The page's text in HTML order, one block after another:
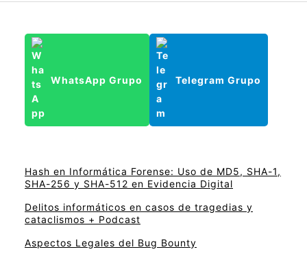
WhatsApp Grupo Telegram Grupo
Hash en Informática Forense: Uso de MD5, SHA-1,
SHA-256 y SHA-512 en Evidencia Digital
Delitos informáticos en casos de tragedias y
cataclismos + Podcast
Aspectos Legales del Bug Bounty